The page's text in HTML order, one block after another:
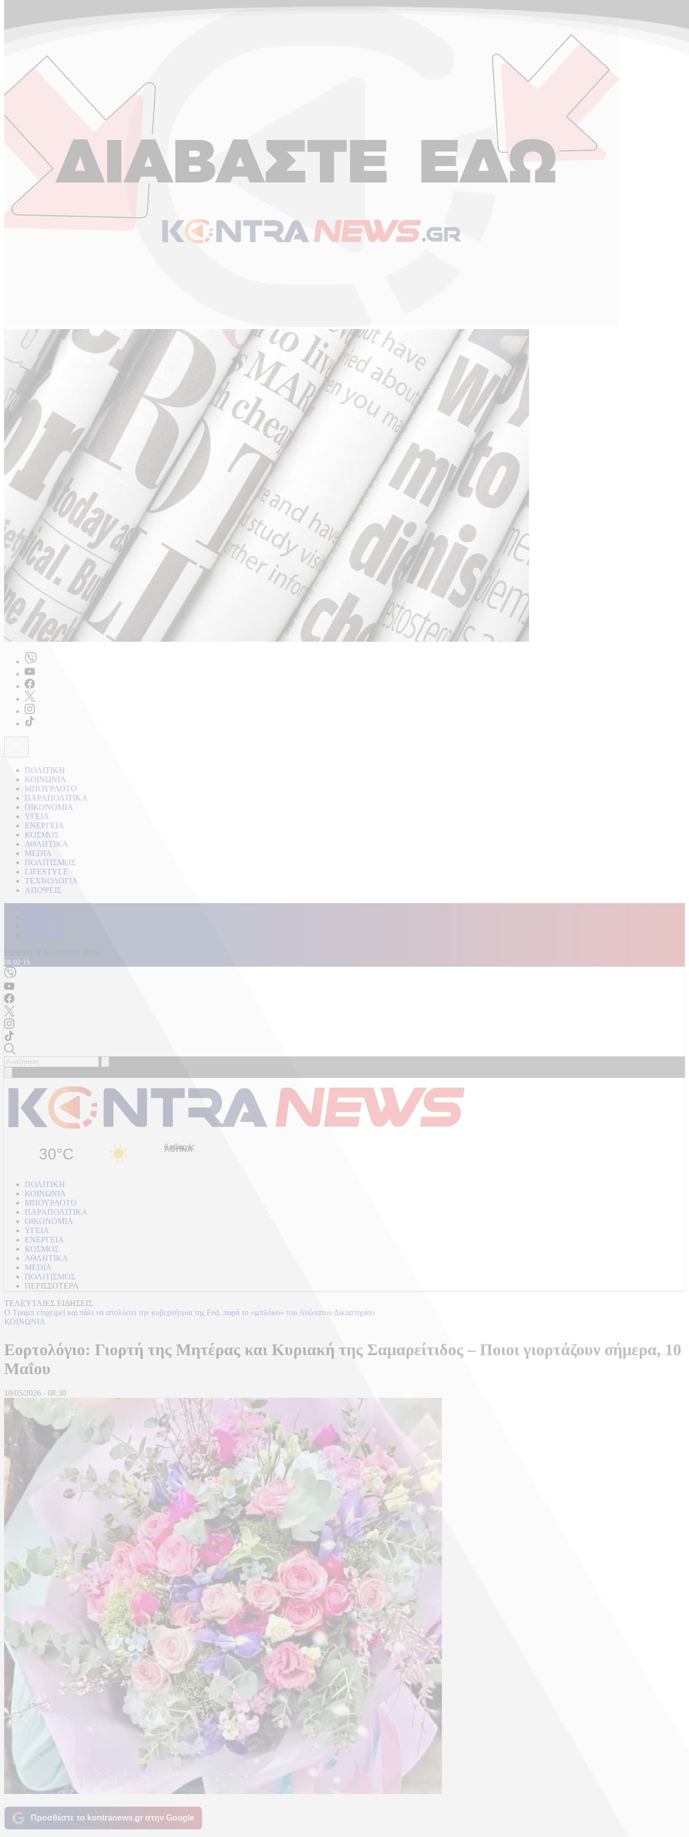
ΠΟΛΙΤΙΚΗ
ΚΟΙΝΩΝΙΑ
ΜΠΟΥΡΛΟΤΟ
ΠΑΡΑΠΟΛΙΤΙΚΑ
ΟΙΚΟΝΟΜΙΑ
ΥΓΕΙΑ
ΕΝΕΡΓΕΙΑ
ΚΟΣΜΟΣ
ΑΘΛΗΤΙΚΑ
MEDIA
ΠΟΛΙΤΙΣΜΟΣ
LIFESTYLE
ΤΕΧΝΟΛΟΓΙΑ
ΑΠΟΨΕΙΣ
Αρχική
Kontra Live
Καταγγελίες
Επικοινωνία
06:02:22
30°C Καθαρός
ΠΟΛΙΤΙΚΗ
ΚΟΙΝΩΝΙΑ
ΜΠΟΥΡΛΟΤΟ
ΠΑΡΑΠΟΛΙΤΙΚΑ
ΟΙΚΟΝΟΜΙΑ
ΥΓΕΙΑ
ΕΝΕΡΓΕΙΑ
ΚΟΣΜΟΣ
ΑΘΛΗΤΙΚΑ
MEDIA
ΠΟΛΙΤΙΣΜΟΣ
ΠΕΡΙΣΣΟΤΕΡΑ
ΤΕΛΕΥΤΑΙΕΣ ΕΙΔΗΣΕΙΣ
Ο Τραμπ επιχειρεί και πάλι να απολύσει την κυβερνήτρια της Fed, παρά το «μπλόκο» του Ανώτατου Δικαστηρίου
ΚΟΙΝΩΝΙΑ
Εορτολόγιο: Γιορτή της Μητέρας και Κυριακή της Σαμαρείτιδος – Ποιοι γιορτάζουν σήμερα, 10
Μαΐου
10/05/2026 - 08:30
Προσθέστε το kontranews.gr στην Google